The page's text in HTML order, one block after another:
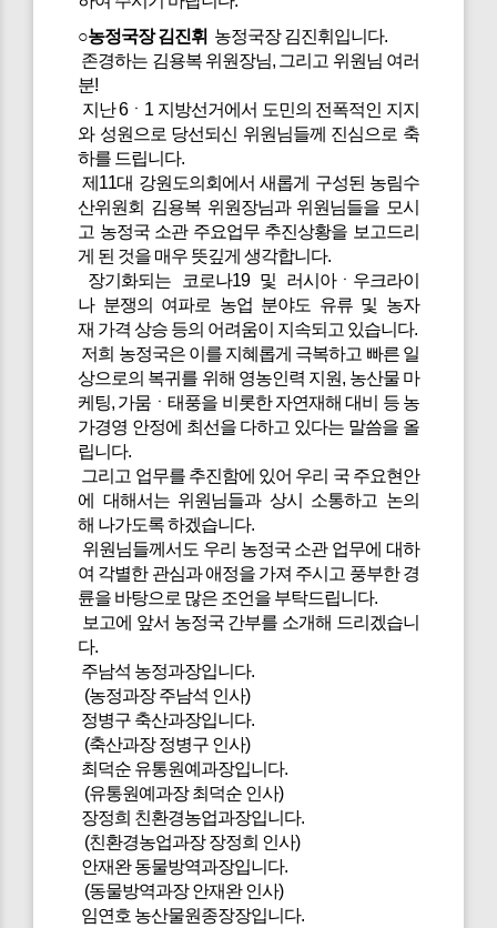
○농정국장 김진휘 농정국장 김진휘입니다.
존경하는 김용복 위원장님, 그리고 위원님 여러
분!
지난 6ㆍ1 지방선거에서 도민의 전폭적인 지지
와 성원으로 당선되신 위원님들께 진심으로 축
하를 드립니다.
제11대 강원도의회에서 새롭게 구성된 농림수
산위원회 김용복 위원장님과 위원님들을 모시
고 농정국 소관 주요업무 추진상황을 보고드리
게 된 것을 매우 뜻깊게 생각합니다.
장기화되는 코로나19 및 러시아ㆍ우크라이
나 분쟁의 여파로 농업 분야도 유류 및 농자
재 가격 상승 등의 어려움이 지속되고 있습니다.
저희 농정국은 이를 지혜롭게 극복하고 빠른 일
상으로의 복귀를 위해 영농인력 지원, 농산물 마
케팅, 가뭄ㆍ태풍을 비롯한 자연재해 대비 등 농
가경영 안정에 최선을 다하고 있다는 말씀을 올
립니다.
그리고 업무를 추진함에 있어 우리 국 주요현안
에 대해서는 위원님들과 상시 소통하고 논의
해 나가도록 하겠습니다.
위원님들께서도 우리 농정국 소관 업무에 대하
여 각별한 관심과 애정을 가져 주시고 풍부한 경
륜을 바탕으로 많은 조언을 부탁드립니다.
보고에 앞서 농정국 간부를 소개해 드리겠습니
다.
주남석 농정과장입니다.
(농정과장 주남석 인사)
정병구 축산과장입니다.
(축산과장 정병구 인사)
최덕순 유통원예과장입니다.
(유통원예과장 최덕순 인사)
장정희 친환경농업과장입니다.
(친환경농업과장 장정희 인사)
안재완 동물방역과장입니다.
(동물방역과장 안재완 인사)
임연호 농산물원종장장입니다.